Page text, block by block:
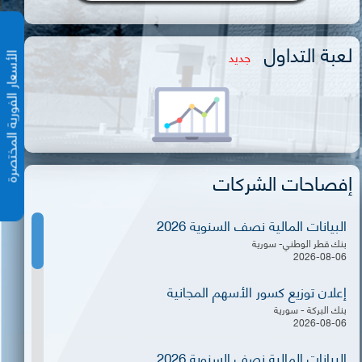
الأسعار لعبة التداول جديد
إفصاحات الشركات
البيانات المالية نصف السنوية 2026
بنك قطر الوطني- سورية
2026-08-06
إعلان توزيع كسور الأسهم المجانية
بنك البركة - سورية
2026-08-06